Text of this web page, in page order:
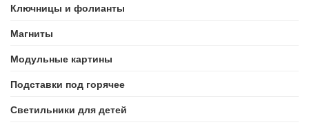
Ключницы и фолианты
Магниты
Модульные картины
Подставки под горячее
Светильники для детей